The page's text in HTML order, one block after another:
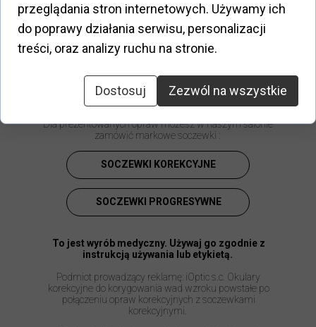
Opis:
TOUS to hiszpańska marka luksusowej biżuterii i
dodatków, znana z wysokiej jakości materiałów,
SOCZEWKI PROGRESYWNE
SOCZEWKI KOREKCYJNE
Dla prezentowanych opraw możesz w naszym salonie
zamówić markowe soczewki :
To jest wyrób medyczny. Używaj go zgodnie z
instrukcją używania lub etykietą.
Podmiot prowadzący reklamę: iOptic s.c. Okulary
korekcyjne do korygowania wad wzroku powstałe po
połączeniu opraw korekcyjnych z soczewkami
korekcyjnymi.
przeglądania stron internetowych. Używamy ich
do poprawy działania serwisu, personalizacji
treści, oraz analizy ruchu na stronie.
Dostosuj Zezwól na wszystkie